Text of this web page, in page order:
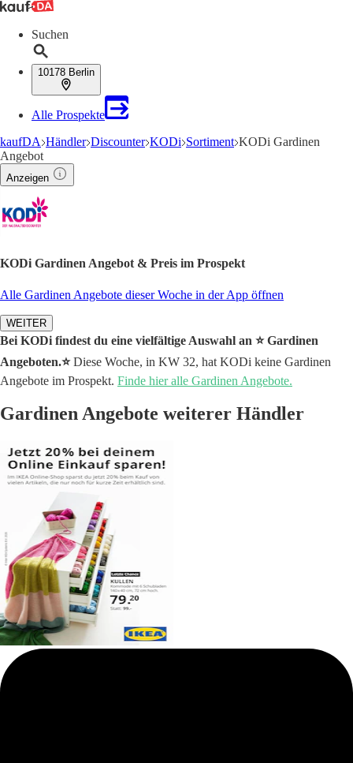
Suchen
10178 Berlin
Alle Prospekte
kaufDA Händler Discounter KODi Sortiment KODi Gardinen
Angebot
Anzeigen
KODi Gardinen Angebot & Preis im Prospekt
Alle Gardinen Angebote dieser Woche in der App öffnen
WEITER
Bei KODi findest du eine vielfältige Auswahl an ⭐️ Gardinen
Angeboten.⭐️Diese Woche, in KW 32, hat KODi keine Gardinen
Angebote im Prospekt. Finde hier alle Gardinen Angebote.
Gardinen Angebote weiterer Händler